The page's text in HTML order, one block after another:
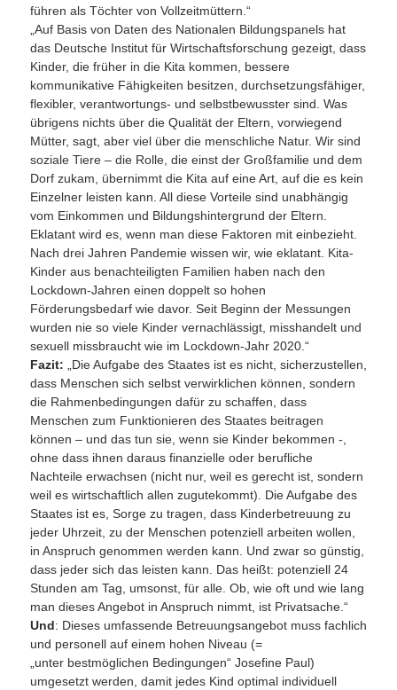
führen als Töchter von Vollzeitmüttern.“
„Auf Basis von Daten des Nationalen Bildungspanels hat
das Deutsche Institut für Wirtschaftsforschung gezeigt, dass
Kinder, die früher in die Kita kommen, bessere
kommunikative Fähigkeiten besitzen, durchsetzungsfähiger,
flexibler, verantwortungs- und selbstbewusster sind. Was
übrigens nichts über die Qualität der Eltern, vorwiegend
Mütter, sagt, aber viel über die menschliche Natur. Wir sind
soziale Tiere – die Rolle, die einst der Großfamilie und dem
Dorf zukam, übernimmt die Kita auf eine Art, auf die es kein
Einzelner leisten kann. All diese Vorteile sind unabhängig
vom Einkommen und Bildungshintergrund der Eltern.
Eklatant wird es, wenn man diese Faktoren mit einbezieht.
Nach drei Jahren Pandemie wissen wir, wie eklatant. Kita-
Kinder aus benachteiligten Familien haben nach den
Lockdown-Jahren einen doppelt so hohen
Förderungsbedarf wie davor. Seit Beginn der Messungen
wurden nie so viele Kinder vernachlässigt, misshandelt und
sexuell missbraucht wie im Lockdown-Jahr 2020.“
Fazit:
„Die Aufgabe des Staates ist es nicht, sicherzustellen,
dass Menschen sich selbst verwirklichen können, sondern
die Rahmenbedingungen dafür zu schaffen, dass
Menschen zum Funktionieren des Staates beitragen
können – und das tun sie, wenn sie Kinder bekommen -,
ohne dass ihnen daraus finanzielle oder berufliche
Nachteile erwachsen (nicht nur, weil es gerecht ist, sondern
weil es wirtschaftlich allen zugutekommt). Die Aufgabe des
Staates ist es, Sorge zu tragen, dass Kinderbetreuung zu
jeder Uhrzeit, zu der Menschen potenziell arbeiten wollen,
in Anspruch genommen werden kann. Und zwar so günstig,
dass jeder sich das leisten kann. Das heißt: potenziell 24
Stunden am Tag, umsonst, für alle. Ob, wie oft und wie lang
man dieses Angebot in Anspruch nimmt, ist Privatsache.“
Und: Dieses umfassende Betreuungsangebot muss fachlich
und personell auf einem hohen Niveau (=
„unter bestmöglichen Bedingungen“ Josefine Paul)
umgesetzt werden, damit jedes Kind optimal individuell